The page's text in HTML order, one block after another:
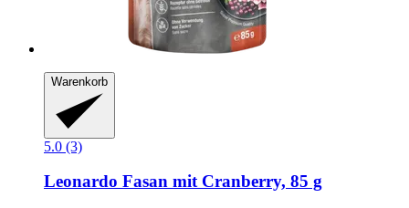
Warenkorb
5.0 (3)
Leonardo Fasan mit Cranberry, 85 g